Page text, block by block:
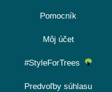
Pomocník
Môj účet
#StyleForTrees
Predvoľby súhlasu